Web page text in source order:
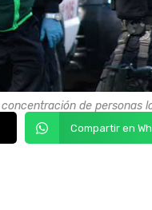
de personas
Compartir en